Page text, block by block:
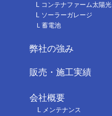
L コンテナファーム太陽光
L ソーラーガレージ
Ｌ蓄電池
弊社の強み
販売・施工実績
会社概要
L メンテナンス